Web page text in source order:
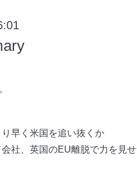
早く米国を追い抜くか
社、英国のEU離脱で力を見せ